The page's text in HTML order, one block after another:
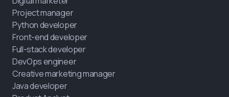
Project manager
Python developer
Front-end developer
Full-stack developer
DevOps engineer
Creative marketing manager
Java developer